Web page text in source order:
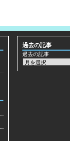
過去の記事
過去の記事